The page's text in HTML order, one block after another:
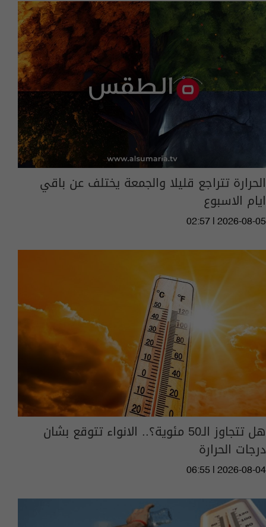
الحرارة تتراجع قليلا والجمعة يختلف عن باقي
ايام الاسبوع
02:57 | 2026-08-05
هل تتجاوز الـ50 مئوية؟.. الانواء تتوقع بشان
درجات الحرارة
06:55 | 2026-08-04